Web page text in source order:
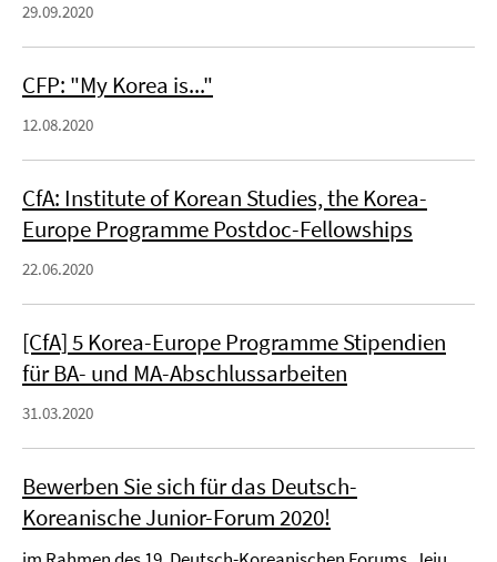
29.09.2020
CFP: "My Korea is..."
12.08.2020
CfA: Institute of Korean Studies, the Korea-
Europe Programme Postdoc-Fellowships
22.06.2020
[CfA] 5 Korea-Europe Programme Stipendien
für BA- und MA-Abschlussarbeiten
31.03.2020
Bewerben Sie sich für das Deutsch-
Koreanische Junior-Forum 2020!